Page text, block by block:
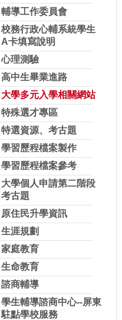
輔導工作委員會
校務行政心輔系統學生
A卡填寫說明
心理測驗
高中生畢業進路
大學多元入學相關網站
特殊選才專區
特選資源、考古題
學習歷程檔案製作
學習歷程檔案參考
大學個人申請第二階段
考古題
原住民升學資訊
生涯規劃
家庭教育
生命教育
諮商輔導
學生輔導諮商中心--屏東
駐點學校服務